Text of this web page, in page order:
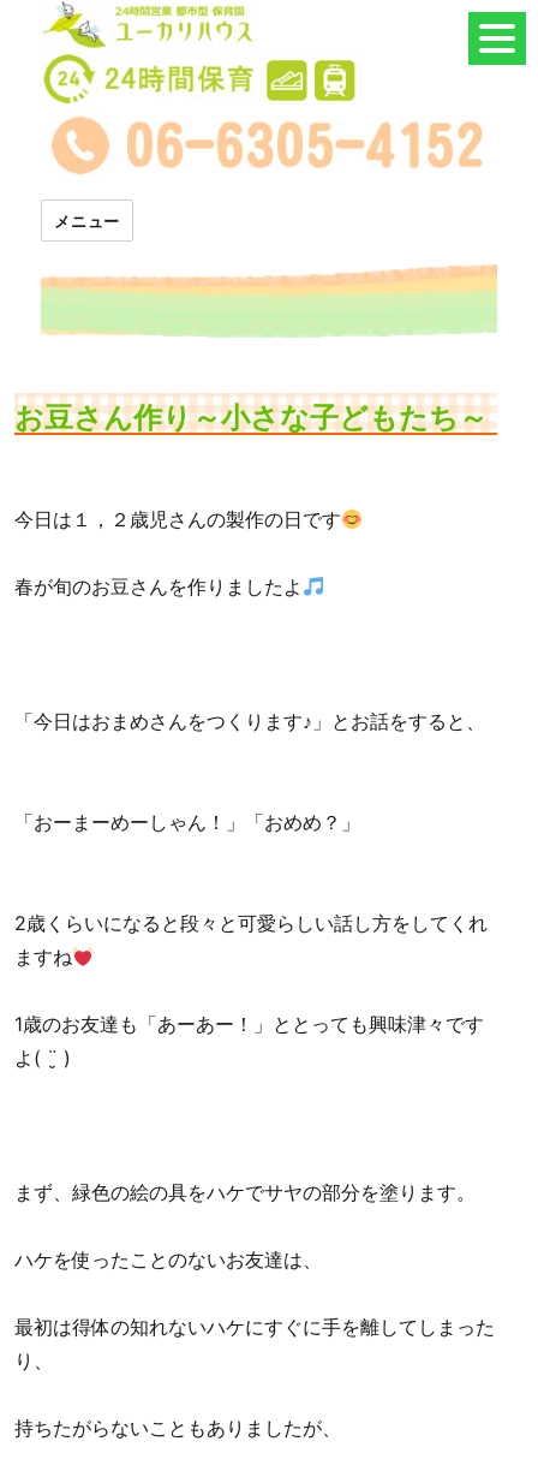
24時間託児所 ユーカリハウス
メニュー
お豆さん作り～小さな子どもたち～
今日は１，２歳児さんの製作の日です
春が旬のお豆さんを作りましたよ
「今日はおまめさんをつくります♪」とお話をすると、
「おーまーめーしゃん！」「おめめ？」
2歳くらいになると段々と可愛らしい話し方をしてくれ
ますね
1歳のお友達も「あーあー！」ととっても興味津々です
よ( ¨̮ )
まず、緑色の絵の具をハケでサヤの部分を塗ります。
ハケを使ったことのないお友達は、
最初は得体の知れないハケにすぐに手を離してしまった
り、
持ちたがらないこともありましたが、